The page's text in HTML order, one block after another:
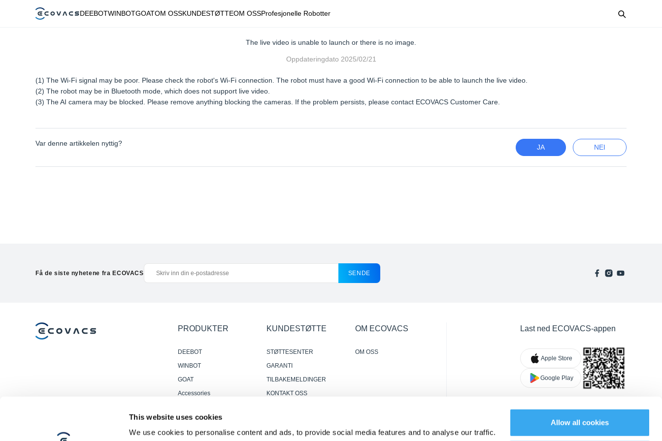
This website uses cookies
We use cookies to personalise content and ads, to provide social media features and to analyse our traffic.
Allow all cookies
DEEBOTWINBOTGOATOM OSSKUNDESTØTTEOM OSSProfesjonelle Robotter
The live video is unable to launch or there is no image.
Oppdateringdato 2025/02/21
(1) The Wi-Fi signal may be poor. Please check the robot's Wi-Fi connection. The robot must have a good Wi-Fi connection to be able to launch the live video.
(2) The robot may be in Bluetooth mode, which does not support live video.
(3) The AI camera may be blocked. Please remove anything blocking the cameras. If the problem persists, please contact ECOVACS Customer Care.
Var denne artikkelen nyttig?
JA NEI
Få de siste nyhetene fra ECOVACS SENDE
PRODUKTER
DEEBOT
WINBOT
GOAT
Accessories
Gulvvaskroboter
KUNDESTØTTE
STØTTESENTER
GARANTI
TILBAKEMELDINGER
KONTAKT OSS
ANMELDELSER
OM ECOVACS
OM OSS
Last ned ECOVACS-appen
Apple Store
Google Play